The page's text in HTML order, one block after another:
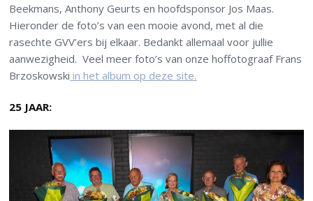
Beekmans, Anthony Geurts en hoofdsponsor Jos Maas.
Hieronder de foto’s van een mooie avond, met al die
rasechte GVV’ers bij elkaar. Bedankt allemaal voor jullie
aanwezigheid. Veel meer foto’s van onze hoffotograaf Frans
Brzoskowski in het album op deze site.
25 JAAR: